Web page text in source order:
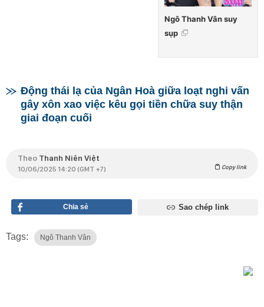
Ngô Thanh Vân suy
sụp
Động thái lạ của Ngân Hoà giữa loạt nghi vấn
gây xôn xao việc kêu gọi tiền chữa suy thận
giai đoạn cuối
Theo Thanh Niên Việt
10/06/2025 14:20 (GMT +7) Copy link
Chia sẻ Sao chép link
Tags: Ngô Thanh Vân